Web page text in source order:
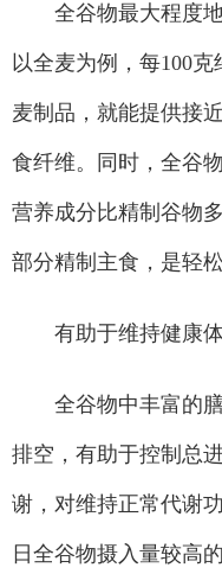
全谷物最大程度地
以全麦为例，每100
麦制品，就能提供接
食纤维。同时，全谷
营养成分比精制谷物
部分精制主食，是轻
有助于维持健康
全谷物中丰富的膳
排空，有助于控制总
谢，对维持正常代谢
日全谷物摄入量较高